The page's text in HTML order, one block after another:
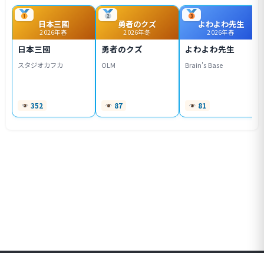
日本三國
2026年春
日本三國
スタジオカフカ
352
勇者のクズ
2026年冬
勇者のクズ
OLM
87
よわよわ先生
2026年春
よわよわ先生
Brain's Base
81